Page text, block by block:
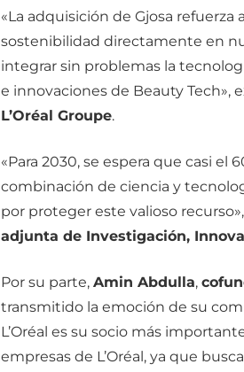
«La adquisición de Gjosa
sostenibilidad directamente en
integrar sin problemas la
e innovaciones de Beauty Tech»,
L’Oréal Groupe.
«Para 2030, se espera que casi el
combinación de ciencia y
por proteger este valioso
adjunta de Investigación,
Por su parte, Amin Abdulla,
transmitido la emoción de su
L’Oréal es su socio más
empresas de L’Oréal, ya que